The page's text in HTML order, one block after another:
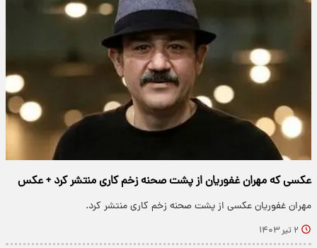
عکسی که مهران غفوریان از پشت صحنه زخم کاری منتشر کرد + عکس
مهران غفوریان عکسی از پشت صحنه زخم کاری منتشر کرد.
۲ تیر ۱۴۰۳